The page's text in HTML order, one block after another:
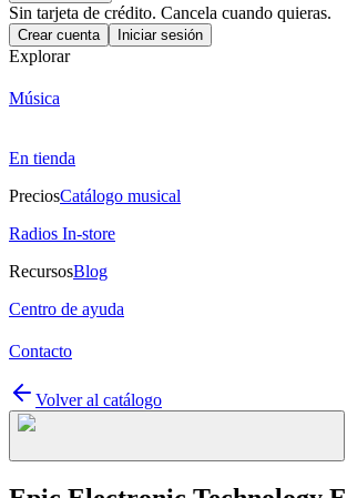
Sin tarjeta de crédito. Cancela cuando quieras.
Crear cuenta Iniciar sesión
Explorar
Música
En tienda
PreciosCatálogo musical
Radios In-store
RecursosBlog
Centro de ayuda
Contacto
Volver al catálogo